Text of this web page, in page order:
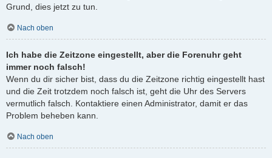
Grund, dies jetzt zu tun.
Nach oben
Ich habe die Zeitzone eingestellt, aber die Forenuhr geht
immer noch falsch!
Wenn du dir sicher bist, dass du die Zeitzone richtig eingestellt hast
und die Zeit trotzdem noch falsch ist, geht die Uhr des Servers
vermutlich falsch. Kontaktiere einen Administrator, damit er das
Problem beheben kann.
Nach oben